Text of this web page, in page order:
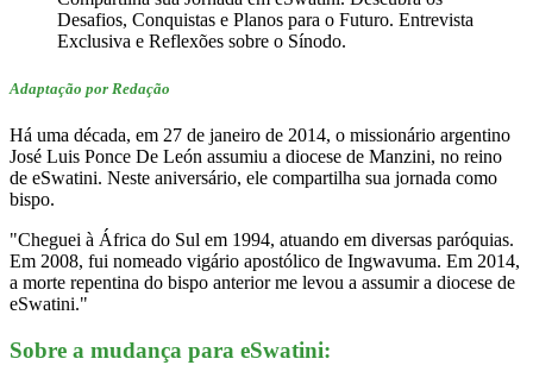
Desafios, Conquistas e Planos para o Futuro. Entrevista
Exclusiva e Reflexões sobre o Sínodo.
Adaptação por Redação
Há uma década, em 27 de janeiro de 2014, o missionário argentino
José Luis Ponce De León assumiu a diocese de Manzini, no reino
de eSwatini. Neste aniversário, ele compartilha sua jornada como
bispo.
"Cheguei à África do Sul em 1994, atuando em diversas paróquias.
Em 2008, fui nomeado vigário apostólico de Ingwavuma. Em 2014,
a morte repentina do bispo anterior me levou a assumir a diocese de
eSwatini."
Sobre a mudança para eSwatini: